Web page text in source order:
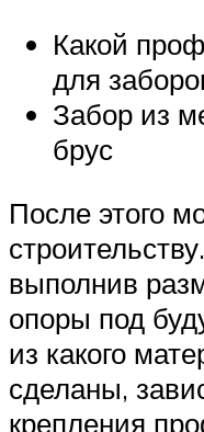
Какой
для
Забор из
брус
После этого
выполнив
опоры под
из какого
сделаны,
крепления